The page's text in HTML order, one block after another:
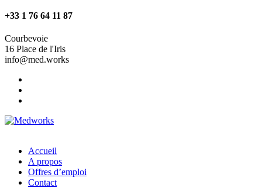
+33 1 76 64 11 87
Courbevoie
16 Place de l'Iris
info@med.works
Accueil
A propos
Offres d’emploi
Contact